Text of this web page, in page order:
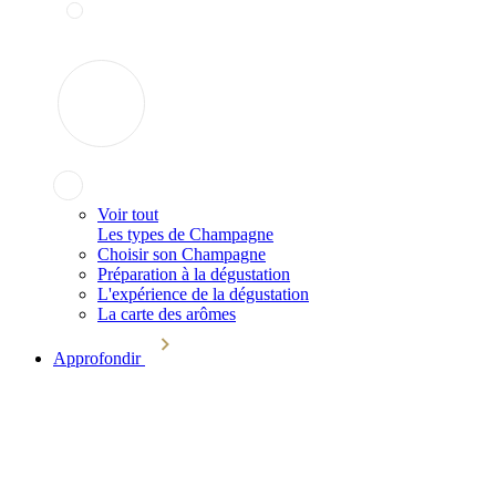
Voir tout
Les types de Champagne
Choisir son Champagne
Préparation à la dégustation
L'expérience de la dégustation
La carte des arômes
Approfondir